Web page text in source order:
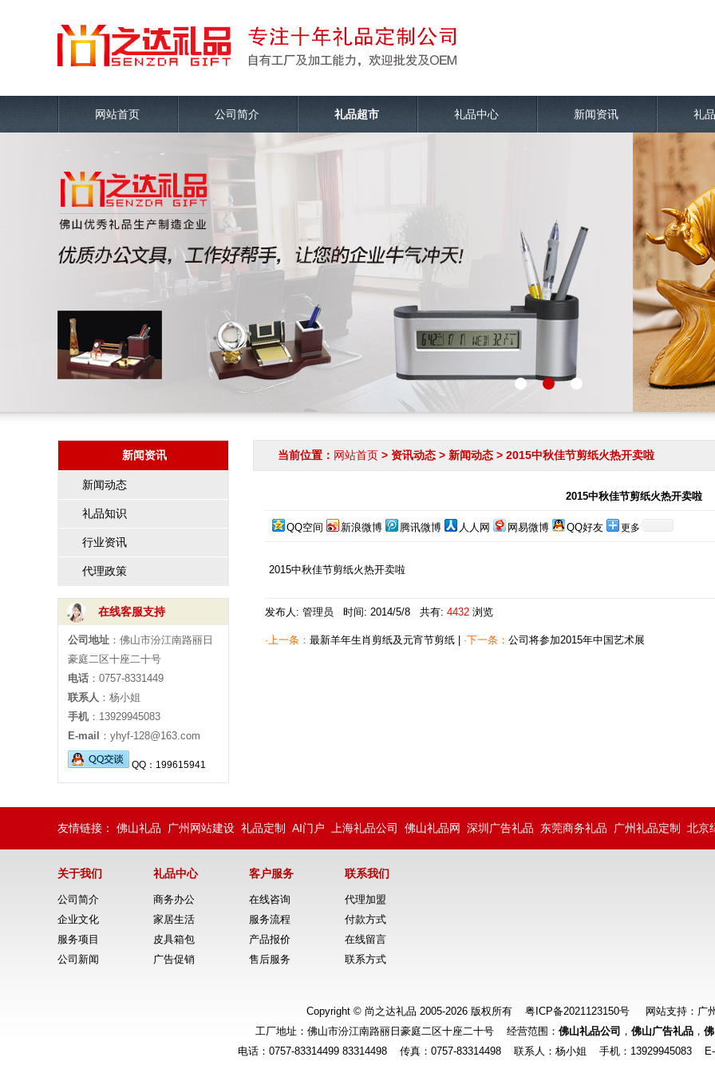
网站首页 公司简介 礼品超市 礼品中心 新闻资讯 礼
新闻资讯
新闻动态
礼品知识
行业资讯
代理政策
在线客服支持
公司地址：佛山市汾江南路丽日
豪庭二区十座二十号
电话：0757-8331449
联系人 ：杨小姐
手机：13929945083
E-mail
：yhyf-128@163.com
QQ：199615941
当前位置： 网站首页 > 资讯动态 > 新闻动态 > 2015中秋佳节剪纸火热开卖啦
2015中秋佳节剪纸火热开卖啦
QQ空间 新浪微博 腾讯微博 人人网 网易微博 QQ好友 更多
2015中秋佳节剪纸火热开卖啦
发布人: 管理员 时间: 2014/5/8 共有: 4432 浏览
·上一条： 最新羊年生肖剪纸及元宵节剪纸 ·下一条： 公司将参加2015年中国艺术展
友情链接： 佛山礼品 广州网站建设 礼品定制 AI门户 上海礼品公司 佛山礼品网 深圳广告礼品 东莞商务礼品 广州礼品定制 北京
关于我们
公司简介
企业文化
服务项目
公司新闻
礼品中心
商务办公
家居生活
皮具箱包
广告促销
客户服务
在线咨询
服务流程
产品报价
售后服务
联系我们
代理加盟
付款方式
在线留言
联系方式
Copyright © 尚之达礼品 2005-2026 版权所有 粤ICP备2021123150号 网站支持： 广
工厂地址：佛山市汾江南路丽日豪庭二区十座二十号 经营范围： 佛山礼品公司 ， 佛山广告礼品，
电话：0757-83314499 83314498 传真：0757-83314498 联系人：杨小姐 手机：13929945083 E-